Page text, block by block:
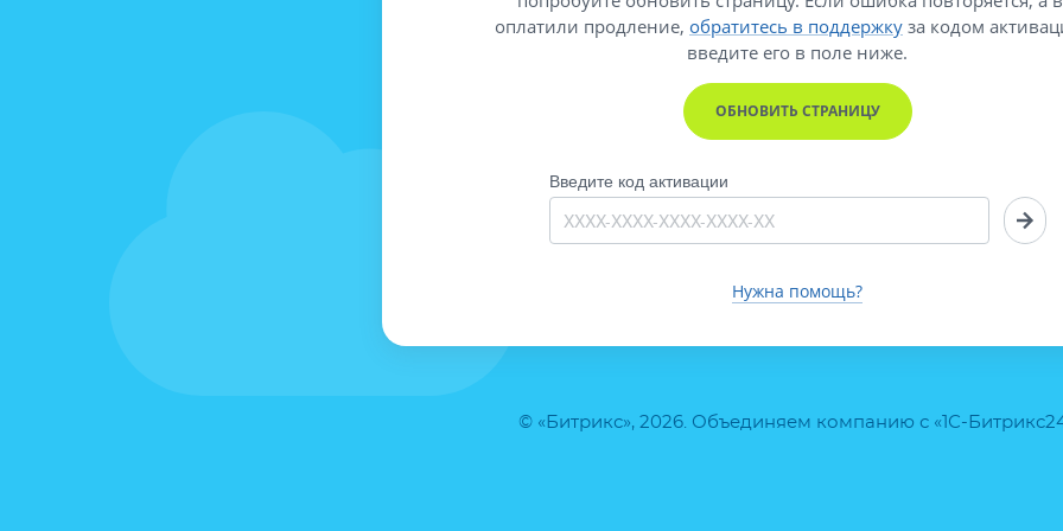
© «Битрикс», 2026. Объединяем компанию с «1С-
оплатили продление, обратитесь в поддержку за кодом
введите его в поле ниже.
ОБНОВИТЬ СТРАНИЦУ
Введите код активации
Нужна помощь?